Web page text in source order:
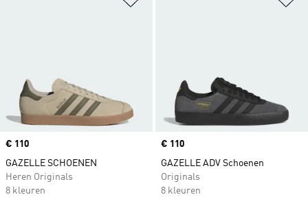
Price
€ 110
GAZELLE SCHOENEN
Heren Originals
8 kleuren
Price
€ 110
GAZELLE ADV Schoenen
Originals
8 kleuren